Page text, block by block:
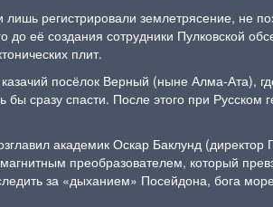
регистрировали землетрясение, не
её создания сотрудники Пулковской
плит.
посёлок Верный (ныне Алма-Ата),
бы сразу спасти. После этого при
академик Оскар Баклунд
преобразователем, который
за «дыханием» Посейдона, бога